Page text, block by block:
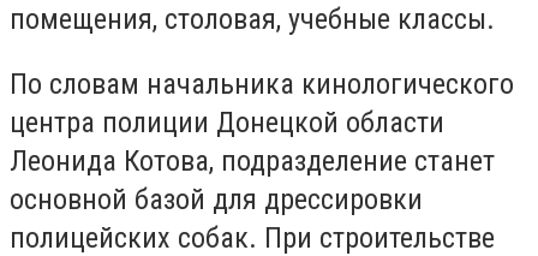
помещения, столовая, учебные классы.
По словам начальника кинологического
центра полиции Донецкой области
Леонида Котова, подразделение станет
основной базой для дрессировки
полицейских собак. При строительстве